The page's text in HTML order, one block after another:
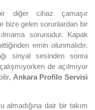
diğer cihaz çamaşır
bize gelen sorunlardan bir
sorunudur. Kapak
emin olunmalıdır.
sinyal sesinden sonra
de açılmıyor
Ankara Profilo Servisi
almadığına dair bir takım